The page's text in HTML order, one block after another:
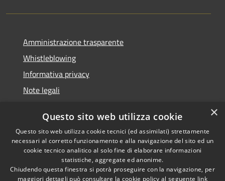
Amministrazione trasparente
Whistleblowing
Informativa privacy
Note legali
Segnalazioni di inaccessibilità
RSS
Copyright © 2026 • Comune di
×
Questo sito web utilizza cookie
Questo sito web utilizza cookie tecnici (ed assimilati) strettamente
necessari al corretto funzionamento e alla navigazione del sito ed un
cookie tecnico analitico al solo fine di elaborare informazioni
statistiche, aggregate ed anonime.
Chiudendo questa finestra si potrà proseguire con la navigazione, per
maggiori dettagli può consultare la cookie policy al seguente link